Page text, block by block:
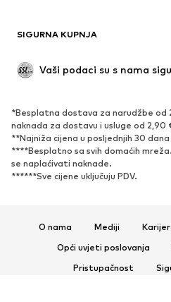
SIGURNA KUPNJA
Vaši podaci su s nama
*Besplatna dostava za narudžbe od
naknada za dostavu i usluge od 2,90
**Najniža cijena u posljednjih 30
****Besplatno sa svih domaćih
se naplaćivati ​​naknade.
******Sve cijene uključuju PDV.
O nama Mediji
Opći uvjeti poslovanja
Pristupačnost